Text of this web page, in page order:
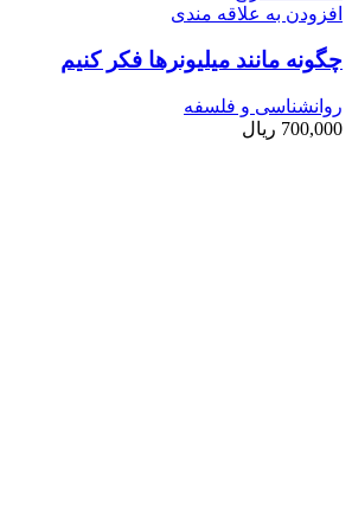
افزودن به علاقه مندی
چگونه مانند میلیونرها فکر کنیم
روانشناسی و فلسفه
700,000 ریال